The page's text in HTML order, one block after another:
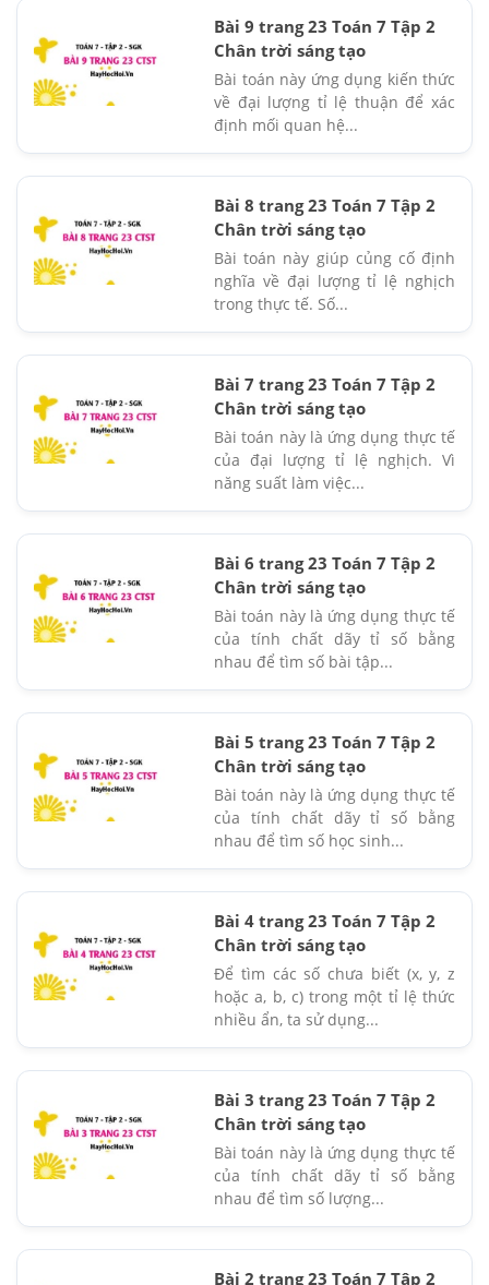
Bài 9 trang 23 Toán 7 Tập 2
Chân trời sáng tạo
Bài toán này ứng dụng kiến thức
về đại lượng tỉ lệ thuận để xác
định mối quan hệ...
Bài 8 trang 23 Toán 7 Tập 2
Chân trời sáng tạo
Bài toán này giúp củng cố định
nghĩa về đại lượng tỉ lệ nghịch
trong thực tế. Số...
Bài 7 trang 23 Toán 7 Tập 2
Chân trời sáng tạo
Bài toán này là ứng dụng thực tế
của đại lượng tỉ lệ nghịch. Vì
năng suất làm việc...
Bài 6 trang 23 Toán 7 Tập 2
Chân trời sáng tạo
Bài toán này là ứng dụng thực tế
của tính chất dãy tỉ số bằng
nhau để tìm số bài tập...
Bài 5 trang 23 Toán 7 Tập 2
Chân trời sáng tạo
Bài toán này là ứng dụng thực tế
của tính chất dãy tỉ số bằng
nhau để tìm số học sinh...
Bài 4 trang 23 Toán 7 Tập 2
Chân trời sáng tạo
Để tìm các số chưa biết (x, y, z
hoặc a, b, c) trong một tỉ lệ thức
nhiều ẩn, ta sử dụng...
Bài 3 trang 23 Toán 7 Tập 2
Chân trời sáng tạo
Bài toán này là ứng dụng thực tế
của tính chất dãy tỉ số bằng
nhau để tìm số lượng...
Bài 2 trang 23 Toán 7 Tập 2